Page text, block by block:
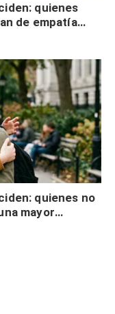
quienes
de empatía
autocontrol
quienes no
mayor
y no es por